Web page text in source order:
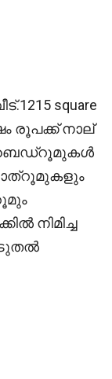
square
രൂപക്ക് നാല്
ബെഡ്റൂമുകൾ
നിമിച്ച